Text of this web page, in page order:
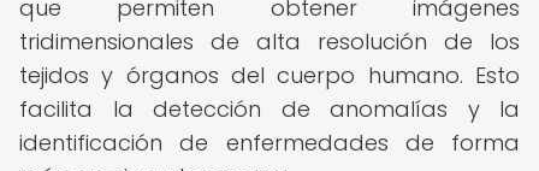
que permiten obtener imágenes
tridimensionales de alta resolución de los
tejidos y órganos del cuerpo humano. Esto
facilita la detección de anomalías y la
identificación de enfermedades de forma